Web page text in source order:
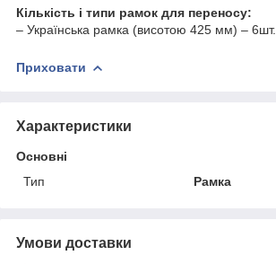
Кількість і типи рамок для переносу:
– Українська рамка (висотою 425 мм) – 6шт.
Приховати
Характеристики
Основні
Тип
Рамка
Умови доставки